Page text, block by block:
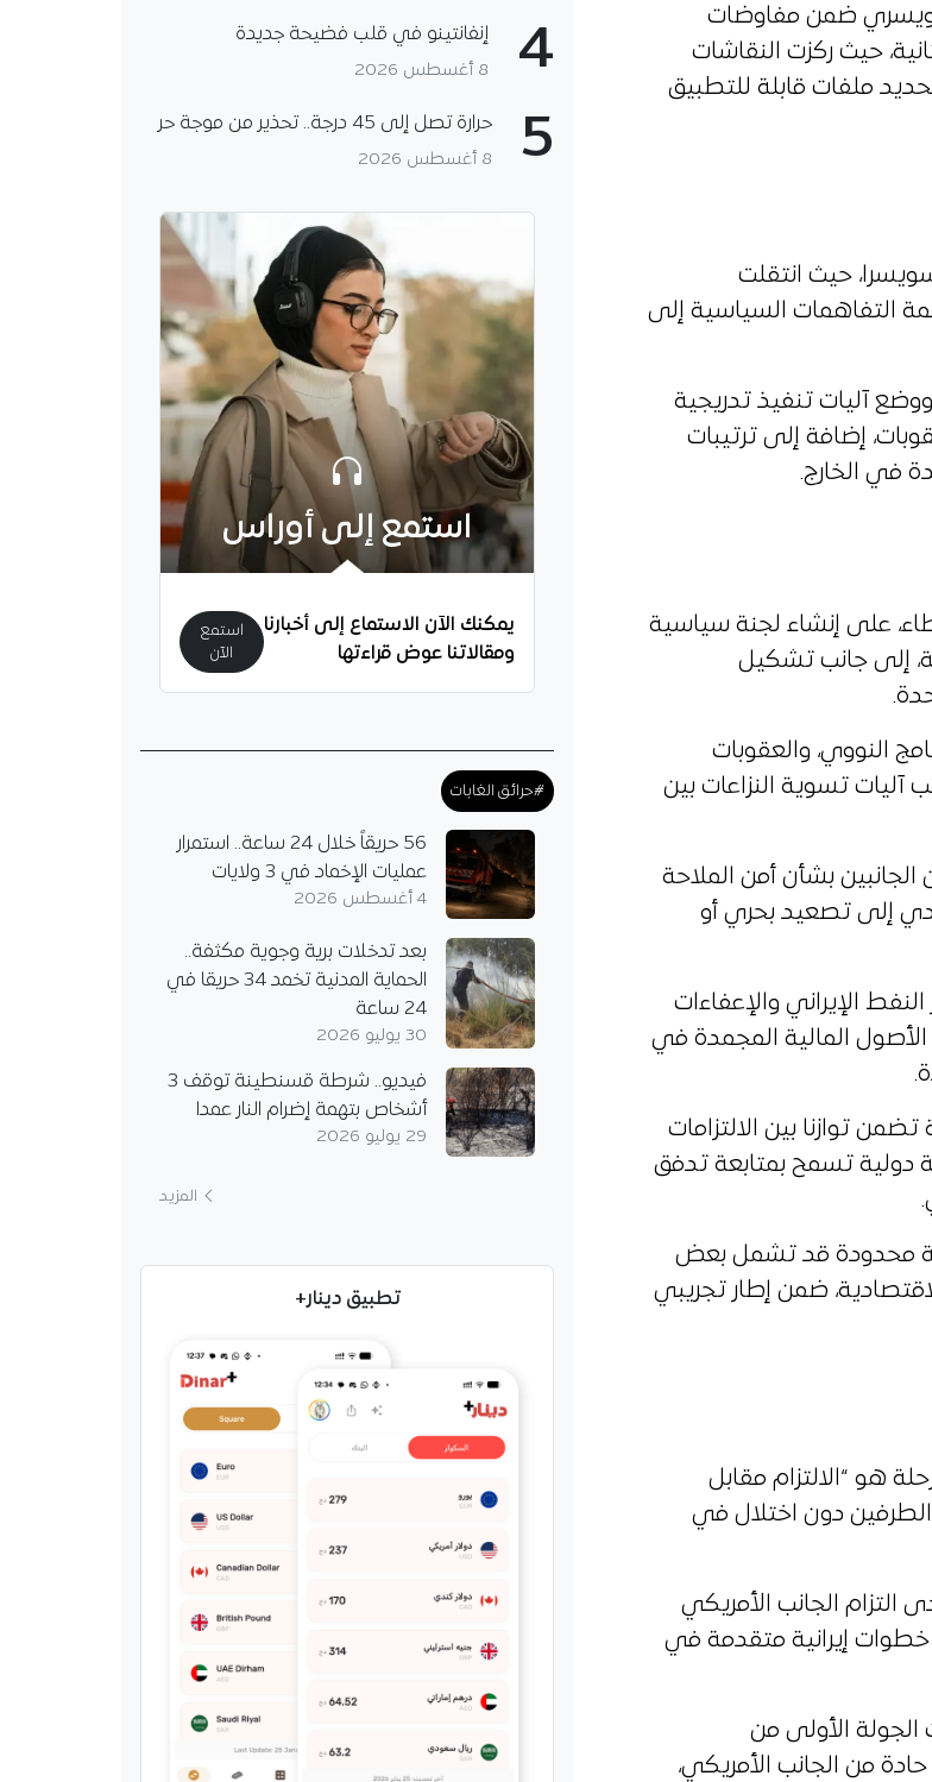
ضمن مفاوضات
حيث ركزت النقاشات
ملفات قابلة للتطبيق
حيث انتقلت
التفاهمات السياسية إلى
ووضع آليات تنفيذ تدريجية
إضافة إلى ترتيبات
في الخارج.
على إنشاء لجنة سياسية
إلى جانب تشكيل
النووي، والعقوبات
آليات تسوية النزاعات بين
بشأن أمن الملاحة
إلى تصعيد بحري أو
الإيراني والإعفاءات
الأصول المالية المجمدة في
توازنا بين الالتزامات
دولية تسمح بمتابعة تدفق
محدودة قد تشمل بعض
ضمن إطار تجريبي
هو “الالتزام مقابل
الطرفين دون اختلال في
التزام الجانب الأمريكي
خطوات إيرانية متقدمة في
الأولى من
من الجانب الأمريكي،
4 إنفانتينو في قلب فضيحة جديدة
8 أغسطس 2026
5 حرارة تصل إلى 45 درجة.. تحذير من موجة حر
8 أغسطس 2026
استمع إلى أوراس
يمكنك الآن الاستماع إلى أخبارنا
ومقالاتنا عوض قراءتها
استمع
الآن
#حرائق الغابات
56 حريقاً خلال 24 ساعة.. استمرار
عمليات الإخماد في 3 ولايات
4 أغسطس 2026
بعد تدخلات برية وجوية مكثفة..
الحماية المدنية تخمد 34 حريقا في
24 ساعة
30 يوليو 2026
فيديو.. شرطة قسنطينة توقف 3
أشخاص بتهمة إضرام النار عمدا
29 يوليو 2026
المزيد
تطبيق دينار+